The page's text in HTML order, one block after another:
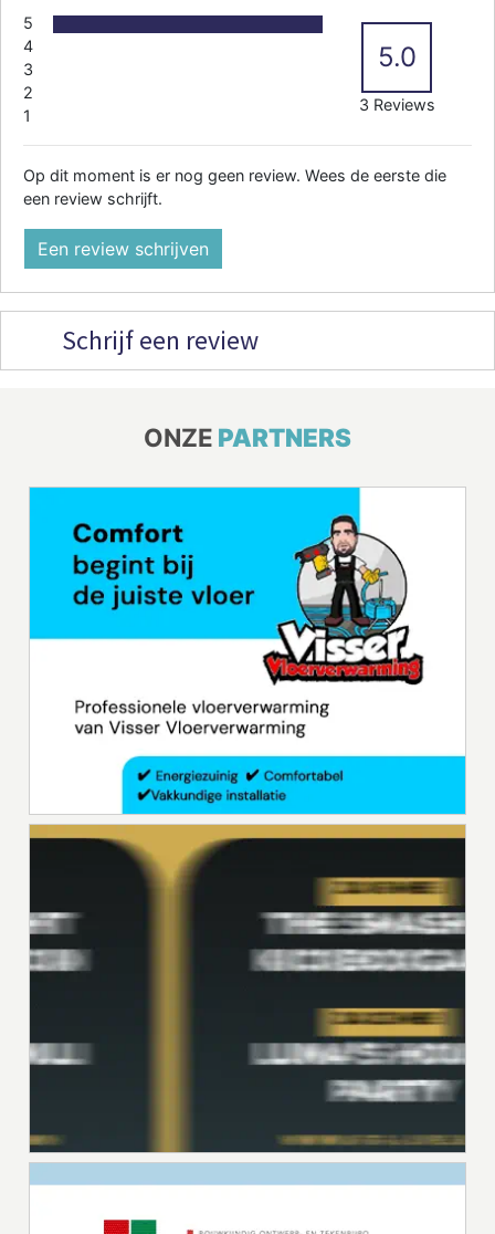
5
4
3
2
1
5.0
3 Reviews
Op dit moment is er nog geen review. Wees de eerste die
een review schrijft.
Een review schrijven
Schrijf een review
ONZE PARTNERS